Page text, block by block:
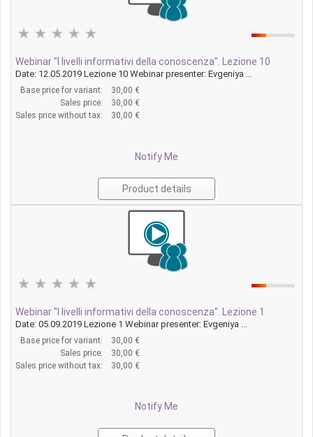
Webinar "I livelli informativi della conoscenza". Lezione 10
Date: 12.05.2019 Lezione 10 Webinar presenter: Evgeniya ...
Base price for variant:
30,00 €
Sales price:
30,00 €
Sales price without tax:
30,00 €
Notify Me
Product details
Webinar "I livelli informativi della conoscenza". Lezione 1
Date: 05.09.2019 Lezione 1 Webinar presenter: Evgeniya ...
Base price for variant:
30,00 €
Sales price:
30,00 €
Sales price without tax:
30,00 €
Notify Me